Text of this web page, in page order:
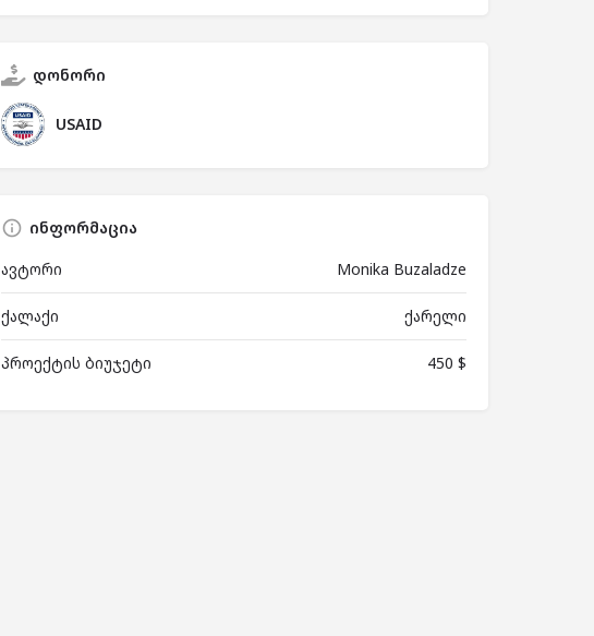
დონორი
USAID
ინფორმაცია
ავტორი
Monika Buzaladze
ქალაქი ქარელი
პროექტის ბიუჯეტი 450 $